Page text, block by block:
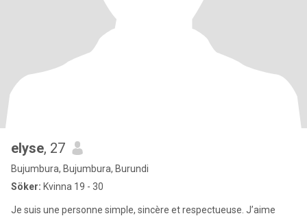
elyse, 27
Bujumbura, Bujumbura, Burundi
Söker: Kvinna 19 - 30
Je suis une personne simple, sincère et respectueuse. J’aime